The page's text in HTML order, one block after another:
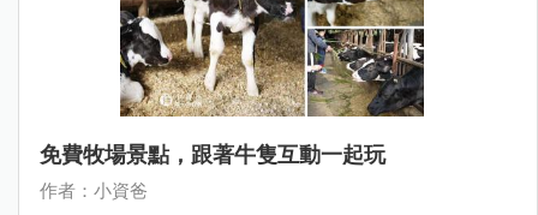
免費牧場景點，跟著牛隻互動一起玩
作者：小資爸